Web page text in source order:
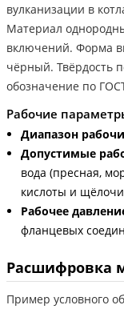
вулканизации в
Материал
включений. Форма
чёрный. Твёрдость
обозначение по
Рабочие
Диапазон
Допустимые
вода (пресная,
кислоты и
Рабочее
фланцевых
Расшифровка
Пример условного